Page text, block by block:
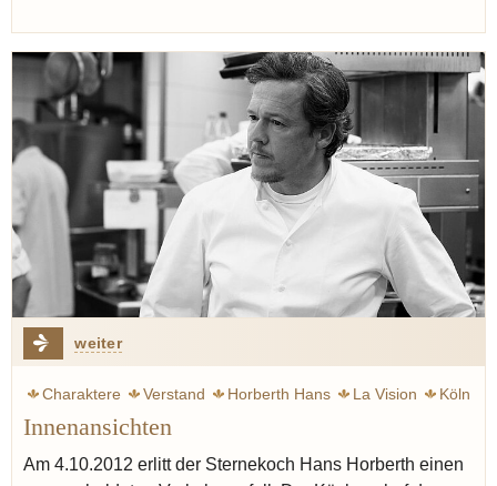
weiter
Charaktere Verstand Horberth Hans La Vision
Köln
Koch
Innenansichten
Am 4.10.2012 erlitt der Sternekoch Hans Horberth einen